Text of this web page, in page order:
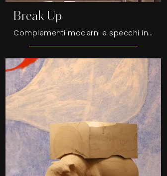
Break Up
Complementi moderni e specchi in legno: scopri di più sul modello Break Up di Fasolin e potrai valorizzare i tuoi spazi.